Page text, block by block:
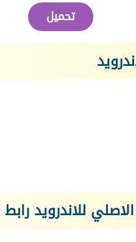
تحميل
للاندرويد